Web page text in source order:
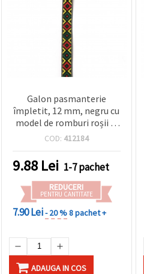
Galon pasmanterie
împletit, 12 mm, negru cu
model de romburi roșii și
verzi - 5 metri
COD: 412184
9.88 Lei 1-7 pachet
REDUCERI
PENTRU CANTITATE
7.90 Lei- 20 %8 pachet +
ADAUGA IN COS